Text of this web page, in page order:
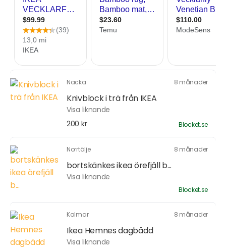
Nacka 8 månader
Knivblock i trä från IKEA
Visa liknande
200 kr
Blocket.se
Norrtälje 8 månader
bortskänkes ikea örefjäll b...
Visa liknande
Blocket.se
Kalmar 8 månader
Ikea Hemnes dagbädd
Visa liknande